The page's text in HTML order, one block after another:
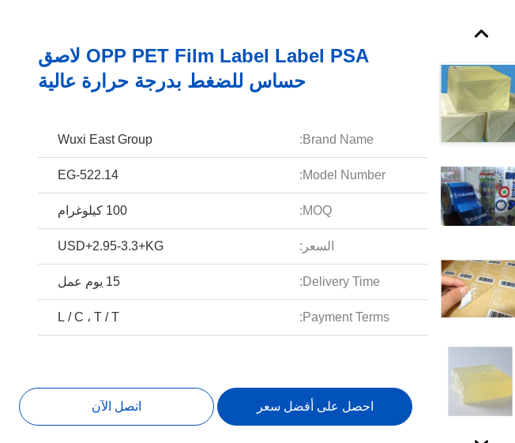
OPP PET Film Label Label PSA لاصق
حساس للضغط بدرجة حرارة عالية
Brand Name:
Wuxi East Group
Model Number:
EG-522.14
MOQ: 100 كيلوغرام
السعر: USD+2.95-3.3+KG
Delivery Time: 15 يوم عمل
Payment Terms: L / C ، T / T
احصل على أفضل سعر اتصل الآن